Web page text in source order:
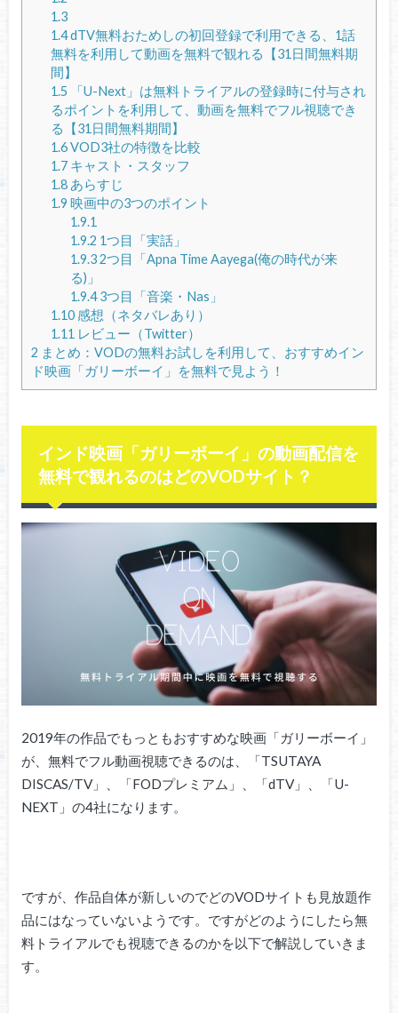
1.3
1.4dTV無料おためしの初回登録で利用できる、1話
無料を利用して動画を無料で観れる【31日間無料期
間】
1.5 「U-Next」は無料トライアルの登録時に付与され
るポイントを利用して、動画を無料でフル視聴でき
る【31日間無料期間】
1.6VOD3社の特徴を比較
1.7キャスト・スタッフ
1.8あらすじ
1.9 映画中の3つのポイント
1.9.1
1.9.2 1つ目「実話」
1.9.32つ目「Apna Time Aayega(俺の時代が来
る)」
1.9.43つ目「音楽・Nas」
1.10感想（ネタバレあり）
1.11 レビュー（Twitter）
2 まとめ：VODの無料お試しを利用して、おすすめイン
ド映画「ガリーボーイ」を無料で見よう！
インド映画「ガリーボーイ」の動画配信を
無料で観れるのはどのVODサイト？
2019年の作品でもっともおすすめな映画「ガリーボーイ」
が、無料でフル動画視聴できるのは、「TSUTAYA
DISCAS/TV」、「FODプレミアム」、「dTV」、「U-
NEXT」の4社になります。
ですが、作品自体が新しいのでどのVODサイトも見放題作
品にはなっていないようです。ですがどのようにしたら無
料トライアルでも視聴できるのかを以下で解説していきま
す。